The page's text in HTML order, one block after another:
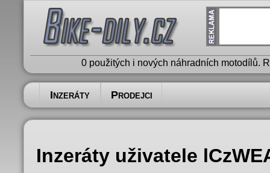
0 použitých i nových náhradních motodílů.
Inzeráty Prodejci
Inzeráty uživatele